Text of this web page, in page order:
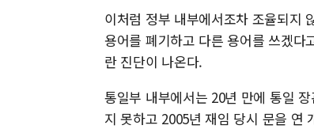
이처럼 정부 내부에서조차 조율되지
용어를 폐기하고 다른 용어를 쓰겠
란 진단이 나온다.
통일부 내부에서는 20년 만에 통일
지 못하고 2005년 재임 당시 문을 연